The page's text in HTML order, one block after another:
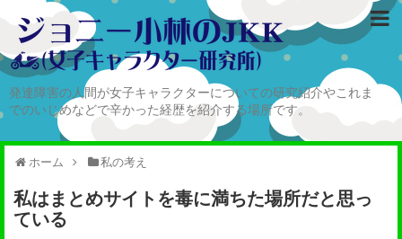
発達障害の人間が女子キャラクターについての研究紹介やこれま
でのいじめなどで辛かった経歴を紹介する場所です。
ホーム 私の考え
私はまとめサイトを毒に満ちた場所だと思っ
ている